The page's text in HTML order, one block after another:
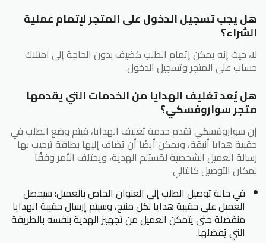
هل يجب تسجيل الدخول على المتجر لإتمام عملية
الشراء؟
لا، حيث إنه يمكن إتمام الطلب كضيف بدون الحاجة إلى امتلاك
حساب على المتجر وتسجيل الدخول.
هل يُعد تغليف الهدايا من الخدمات التي يقدمها
متجر سواروفسكي؟
إن سواروفسكي تقدم خدمة تغليف الهدايا، فيتم وضع الطلب في
حقيبة هدايا أنيقة، ويمكن أيضًا أن يُضاف إليها بطاقة ترحيب بها
رسالة العميل الشخصية لمُستلم الهدية، ويختلف الأمر وفقًا
لمكان التوصيل كالتالي
في حالة توصيل الطلب إلى العنوان الخاص بالعميل: سيحصل
العميل على حقيبة هدايا لكل منتج، وسيتم إرسال حقيبة الهدايا
منفصلة حتى يتمكن العميل من تجهيز الهدية بنفسه بالطريقة
التي يُفضلها.